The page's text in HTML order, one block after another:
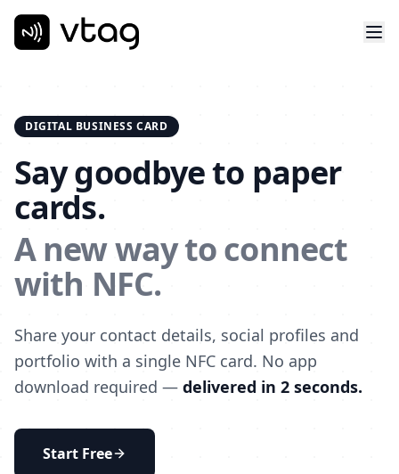
DIGITAL BUSINESS CARD
Say goodbye to paper
cards.
A new way to connect
with NFC.
Share your contact details, social profiles and
portfolio with a single NFC card. No app
download required — delivered in 2 seconds.
Start Free